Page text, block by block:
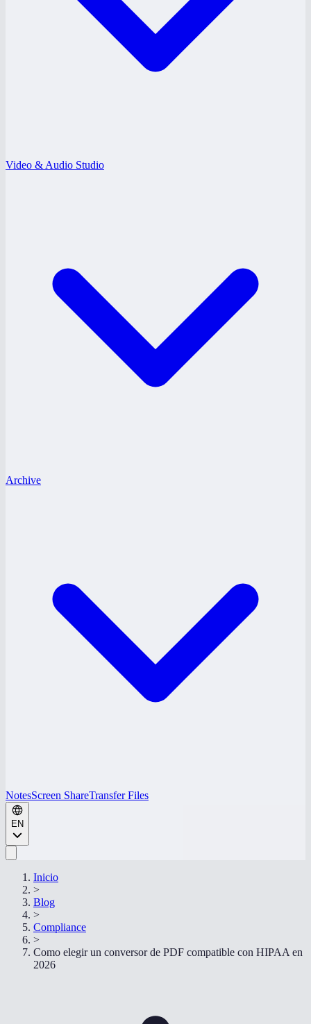
Video & Audio Studio
Archive
NotesScreen ShareTransfer Files
EN
Inicio
>
Blog
>
Compliance
>
Como elegir un conversor de PDF compatible con HIPAA en
2026